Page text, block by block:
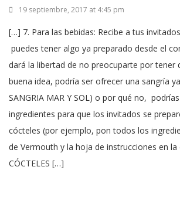
19 septiembre, 2017 at 4:45 pm
[…] 7. Para las bebidas: Recibe a tus
puedes tener algo ya preparado desde el
dará la libertad de no preocuparte por tener
buena idea, podría ser ofrecer una sangría
SANGRIA MAR Y SOL) o por qué no,
ingredientes para que los invitados se
cócteles (por ejemplo, pon todos los
de Vermouth y la hoja de instrucciones en la
CÓCTELES […]